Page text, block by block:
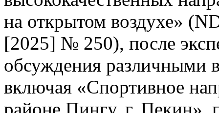
на открытом воздухе»
[2025] № 250), после
обсуждения различными
включая «Спортивное
районе Пингу, г. Пекин»,